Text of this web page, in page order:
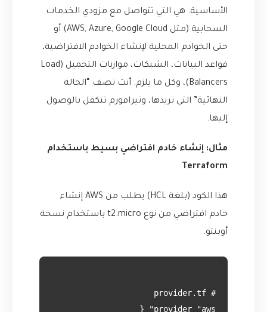
الأساسية. هي التي تتواصل مع مزودي الخدمات
السحابية (مثل AWS, Azure, Google Cloud) أو
حتى الخوادم المحلية لإنشاء الخوادم الافتراضية،
قواعد البيانات، الشبكات، موازنات التحميل (Load
Balancers)، وكل ما يلزم. أنت تصف “الحالة
النهائية” التي تريدها، وتيرافورم تتكفل بالوصول
إليها.
مثال: إنشاء خادم افتراضي بسيط باستخدام
Terraform
هذا الكود (بلغة HCL) يطلب من AWS إنشاء
خادم افتراضي من نوع t2.micro باستخدام نسخة
أوبنتو.